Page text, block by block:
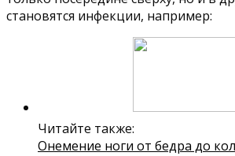
становятся инфекции, например:
Читайте также:
Онемение ноги от бедра до